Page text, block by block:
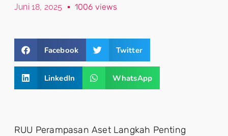
Juni 18, 2025 1006 views
Facebook Twitter
LinkedIn WhatsApp
RUU Perampasan Aset Langkah Penting